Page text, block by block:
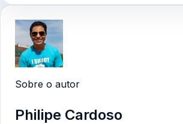
Sobre o autor
Philipe Cardoso